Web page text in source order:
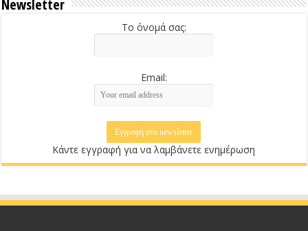
Newsletter
Το όνομά σας:
Email:
Κάντε εγγραφή για να λαμβάνετε ενημέρωση